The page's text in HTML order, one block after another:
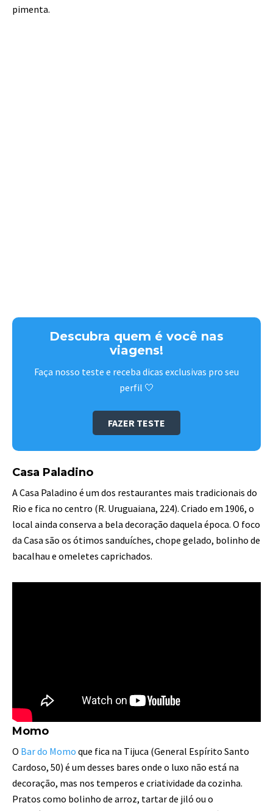
pimenta.
Descubra quem é você nas
viagens!
Faça nosso teste e receba dicas exclusivas pro seu
perfil 🤍
FAZER TESTE
Casa Paladino
A Casa Paladino é um dos restaurantes mais tradicionais do
Rio e fica no centro (R. Uruguaiana, 224). Criado em 1906, o
local ainda conserva a bela decoração daquela época. O foco
da Casa são os ótimos sanduíches, chope gelado, bolinho de
bacalhau e omeletes caprichados.
Momo
O Bar do Momo que fica na Tijuca (General Espírito Santo
Cardoso, 50) é um desses bares onde o luxo não está na
decoração, mas nos temperos e criatividade da cozinha.
Pratos como bolinho de arroz, tartar de jiló ou o